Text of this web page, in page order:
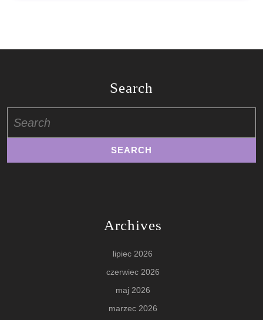
Search
for:
Archives
lipiec 2026
czerwiec 2026
maj 2026
marzec 2026